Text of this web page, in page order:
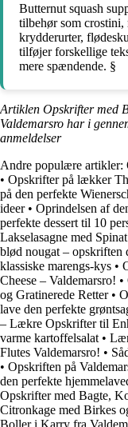
Butternut squash
tilbehør som crostini,
krydderurter,
tilføjer forskellige
mere spændende. §
Artiklen Opskrifter med
Valdemarsro har i
anmeldelser
Andre populære artikler:
• Opskrifter på lækker
på den perfekte
ideer• Oprindelsen af
perfekte dessert til 10
Lakselasagne med
blød nougat – opskriften
klassiske marengs-kys •
Cheese – Valdemarsro! •
og Gratinerede Retter•
lave den perfekte
– Lækre Opskrifter til
varme kartoffelsalat •
Flutes Valdemarsro! •
• Opskriften på
den perfekte
Opskrifter med Bagte,
Citronkage med Birkes
Boller i Karry fra